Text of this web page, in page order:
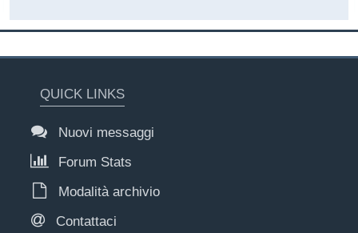
QUICK LINKS
Nuovi messaggi
Forum Stats
Modalità archivio
Contattaci